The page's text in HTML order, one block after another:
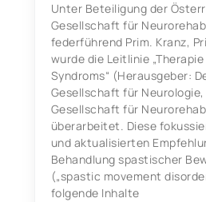
Unter Beteiligung der
Gesellschaft für
federführend Prim. Kranz,
wurde die Leitlinie
Syndroms“ (Herausgeber:
Gesellschaft für Neurologie,
Gesellschaft für
überarbeitet. Diese
und aktualisierten
Behandlung spastischer
(„spastic movement
folgende Inhalte